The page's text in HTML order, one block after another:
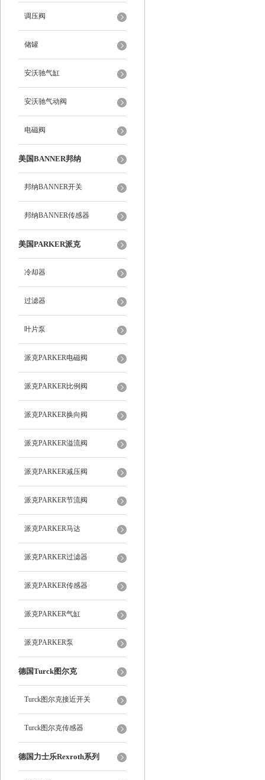
调压阀
储罐
安沃驰气缸
安沃驰气动阀
电磁阀
美国BANNER邦纳
邦纳BANNER开关
邦纳BANNER传感器
美国PARKER派克
冷却器
过滤器
叶片泵
派克PARKER电磁阀
派克PARKER比例阀
派克PARKER换向阀
派克PARKER溢流阀
派克PARKER减压阀
派克PARKER节流阀
派克PARKER马达
派克PARKER过滤器
派克PARKER传感器
派克PARKER气缸
派克PARKER泵
德国Turck图尔克
Turck图尔克接近开关
Turck图尔克传感器
德国力士乐Rexroth系列